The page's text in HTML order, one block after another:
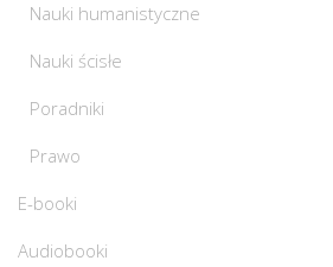
Nauki humanistyczne
Nauki ścisłe
Poradniki
Prawo
E-booki
Audiobooki